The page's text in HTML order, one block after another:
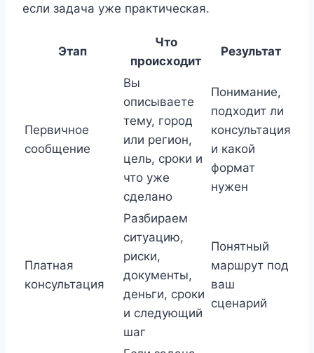
если задача уже практическая.
Этап
Что
происходит
Результат
Первичное
сообщение
Вы
описываете
тему, город
или регион,
цель, сроки и
что уже
сделано
Понимание,
подходит ли
консультация
и какой
формат
нужен
Платная
консультация
Разбираем
ситуацию,
риски,
документы,
деньги, сроки
и следующий
шаг
Понятный
маршрут под
ваш
сценарий